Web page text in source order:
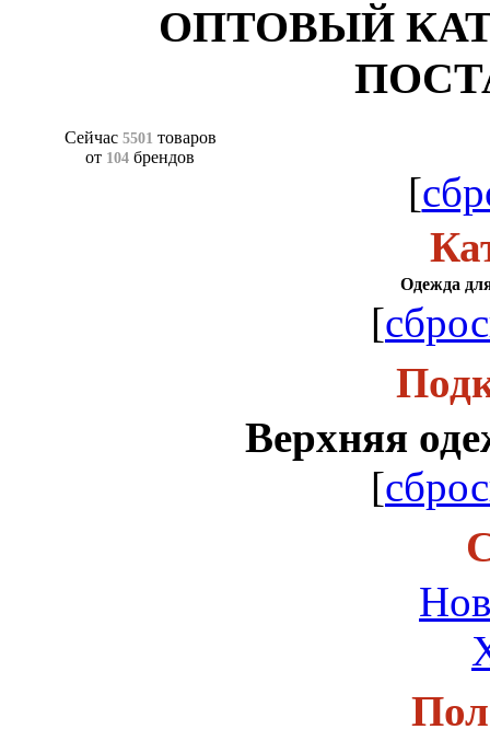
ОПТОВЫЙ
Сейчас 5501 товаров
от 104 брендов
[
Одежда
[
Верхняя
[